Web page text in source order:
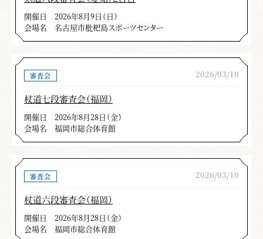
開催日
2026年8月9日（日）
会場名
名古屋市枇杷島スポーツセンター
審査会 2026/03/10
杖道七段審査会（福岡）
開催日
2026年8月28日（金）
会場名
福岡市総合体育館
審査会 2026/03/10
杖道六段審査会（福岡）
開催日
2026年8月28日（金）
会場名
福岡市総合体育館